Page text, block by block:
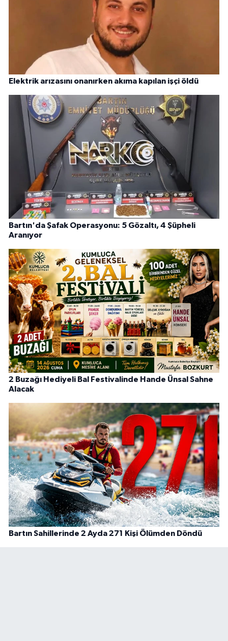
Elektrik arızasını onanırken akıma kapılan işçi öldü
Bartın'da Şafak Operasyonu: 5 Gözaltı, 4 Şüpheli
Aranıyor
2 Buzağı Hediyeli Bal Festivalinde Hande Ünsal Sahne
Alacak
Bartın Sahillerinde 2 Ayda 271 Kişi Ölümden Döndü